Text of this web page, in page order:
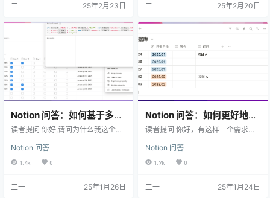
比如我在A1中填写了20250223，A
250223的内容并匹配吗？ 我的回答
首先可以确定的一点是，Relation
二一 25年2月23日
的提醒，要么用模板每个月生成一
生成日期提醒。因为在模板设置里
的日期中只能提前选定某一个具体
的时间，而不能根据模板生成的时
间来滚动生成新的日期。 我刚刚又
研究了一下，模板里的日期可以…
二一 25年2月20日
Notion 问答：如何基于多列
checkbox 状态实现自动日
读者提问 你好,请问为什么我这个只
数值，就加一天）, 后面多个复合条
件的结果设置无效（如果start和day
为什么 我的回答 首先，用来判断某
Notion 问答
1.4k 0
二一 25年1月26日
Notion 问答：如何更好地记
录和管理工作日报
读者提问 你好，有这样一个需求：
按月建立一个文档，先写日期，然
后在下面记录当日的工作内容，方
题讨论等等，比如1月的1、14、29
Notion 问答
1.7k 0
二一 25年1月24日